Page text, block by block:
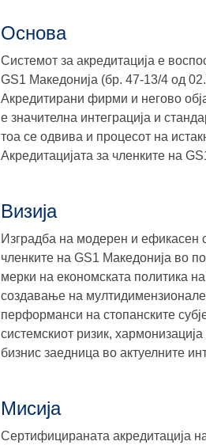
Основa
Системот за акредитација е
GS1 Македонија (бр. 47-13/4 од
Акредитирани фирми и негово
е значителна интеграција и
тоа се одвива и процесот на
Акредитацијата за членките на
Визија
Изградба на модерен и ефикасен
членките на GS1 Македонија во
мерки на економската политика
создавање на
перформанси на стопанските
системскиот ризик,
бизнис заедница во актуелните
Мисија
Сертифицираната акредитација